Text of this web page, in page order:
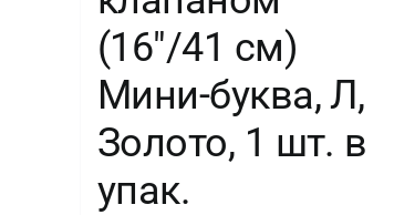
(16″/41 см)
Мини-буква, Л,
Золото, 1 шт. в
упак.